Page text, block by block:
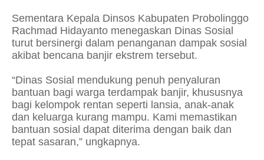
Sementara Kepala Dinsos Kabupaten Probolinggo
Rachmad Hidayanto menegaskan Dinas Sosial
turut bersinergi dalam penanganan dampak sosial
akibat bencana banjir ekstrem tersebut.
“Dinas Sosial mendukung penuh penyaluran
bantuan bagi warga terdampak banjir, khususnya
bagi kelompok rentan seperti lansia, anak-anak
dan keluarga kurang mampu. Kami memastikan
bantuan sosial dapat diterima dengan baik dan
tepat sasaran,” ungkapnya.